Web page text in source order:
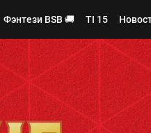
Фэнтези BSB 🚚 TI 15